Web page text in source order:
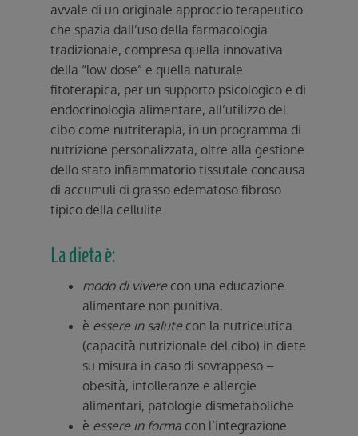
avvale di un originale approccio terapeutico
che spazia dall’uso della farmacologia
tradizionale, compresa quella innovativa
della “low dose” e quella naturale
fitoterapica, per un supporto psicologico e di
endocrinologia alimentare, all’utilizzo del
cibo come nutriterapia, in un programma di
nutrizione personalizzata, oltre alla gestione
dello stato infiammatorio tissutale concausa
di accumuli di grasso edematoso fibroso
tipico della cellulite.
La dieta è:
modo di viverecon una educazione
alimentare non punitiva,
è essere in salutecon la nutriceutica
(capacità nutrizionale del cibo) in diete
su misura in caso di sovrappeso –
obesità, intolleranze e allergie
alimentari, patologie dismetaboliche
è essere in forma con l’integrazione